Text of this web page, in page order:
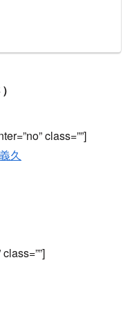
class=””]